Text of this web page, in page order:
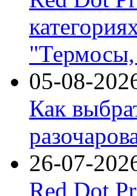
05-08-
Как
26-07-
Red Dot